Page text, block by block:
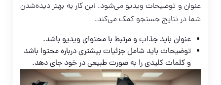
عنوان و توضیحات ویدیو می‌شود. این کار به بهتر دیده‌شدن
شما در نتایج جستجو کمک می‌کند.
عنوان باید جذاب و مرتبط با محتوای ویدیو باشد.
توضیحات باید شامل جزئیات بیشتری درباره محتوا باشد
و کلمات کلیدی را به صورت طبیعی در خود جای دهد.